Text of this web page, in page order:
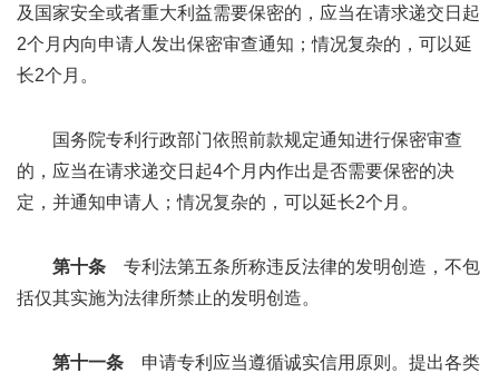
及国家安全或者重大利益需要保密的，应当在请求递交日起
2个月内向申请人发出保密审查通知；情况复杂的，可以延
长2个月。
国务院专利行政部门依照前款规定通知进行保密审查
的，应当在请求递交日起4个月内作出是否需要保密的决
定，并通知申请人；情况复杂的，可以延长2个月。
第十条 专利法第五条所称违反法律的发明创造，不包
括仅其实施为法律所禁止的发明创造。
第十一条 申请专利应当遵循诚实信用原则。提出各类